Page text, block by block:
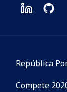
República
Compete